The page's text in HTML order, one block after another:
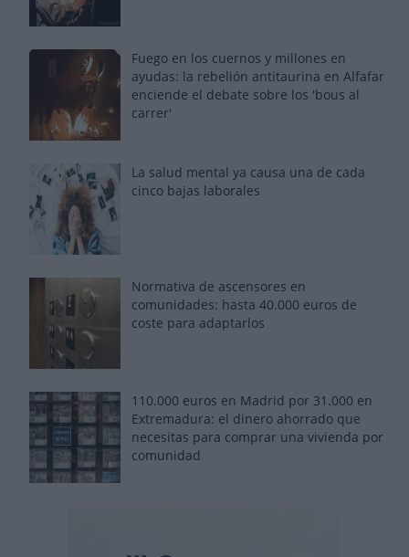
Fuego en los cuernos y millones en
ayudas: la rebelión antitaurina en Alfafar
enciende el debate sobre los 'bous al
carrer'
La salud mental ya causa una de cada
cinco bajas laborales
Normativa de ascensores en
comunidades: hasta 40.000 euros de
coste para adaptarlos
110.000 euros en Madrid por 31.000 en
Extremadura: el dinero ahorrado que
necesitas para comprar una vivienda por
comunidad